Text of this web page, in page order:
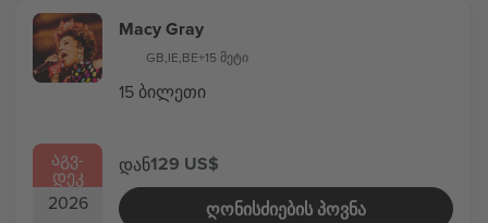
ᲐᲒᲕ-
ᲓᲔᲙ
2026
Macy Gray
GB,IE,BE+15 მეტი
15 ბილეთი
დან129 US$
ᲦᲝᲜᲘᲡᲫᲘᲔᲑᲘᲡ ᲞᲝᲕᲜᲐ